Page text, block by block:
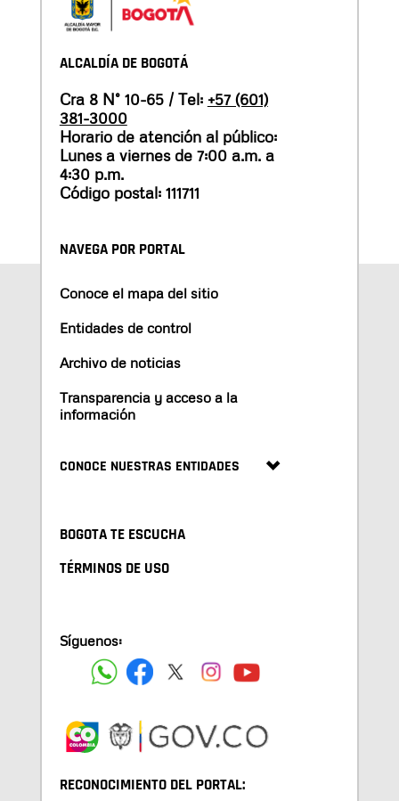
ALCALDÍA DE BOGOTÁ
Cra 8 N° 10-65 / Tel: +57 (601)
381-3000
Horario de atención al público:
Lunes a viernes de 7:00 a.m. a
4:30 p.m.
Código postal: 111711
NAVEGA POR PORTAL
Conoce el mapa del sitio
Entidades de control
Archivo de noticias
Transparencia y acceso a la
información
CONOCE NUESTRAS ENTIDADES
BOGOTA TE ESCUCHA
TÉRMINOS DE USO
Síguenos:
RECONOCIMIENTO DEL PORTAL: